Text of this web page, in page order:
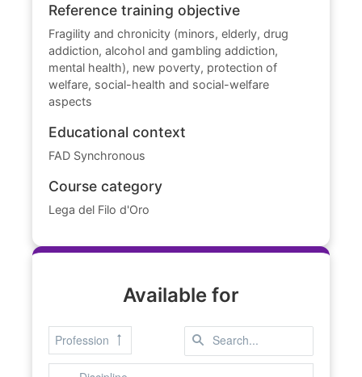
Reference training objective
Fragility and chronicity (minors, elderly, drug
addiction, alcohol and gambling addiction,
mental health), new poverty, protection of
welfare, social-health and social-welfare
aspects
Educational context
FAD Synchronous
Course category
Lega del Filo d'Oro
Available for
Profession